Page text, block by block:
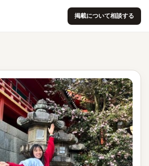
掲載について相談する